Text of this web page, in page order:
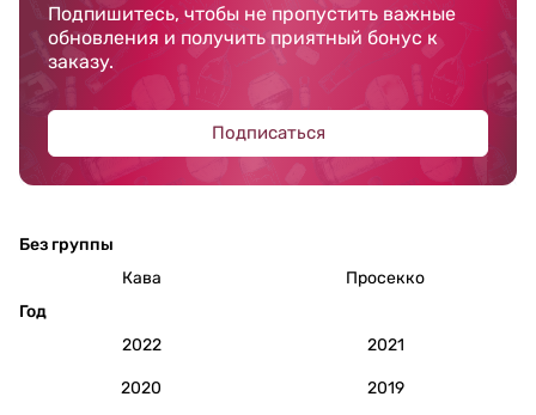
Подпишитесь, чтобы не пропустить важные
обновления и получить приятный бонус к
заказу.
Подписаться
Без группы
Кава
Просекко
Год
2022
2021
2020 2019